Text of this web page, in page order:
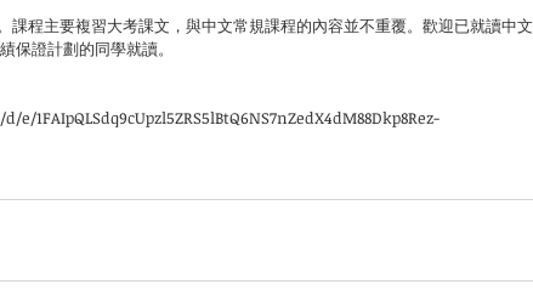
課程主要複習大考課文，與中文常規課程的內容並不重覆。歡迎已就讀中文
保證計劃的同學就讀。
1FAIpQLSdq9cUpzl5ZRS5lBtQ6NS7nZedX4dM88Dkp8Rez-